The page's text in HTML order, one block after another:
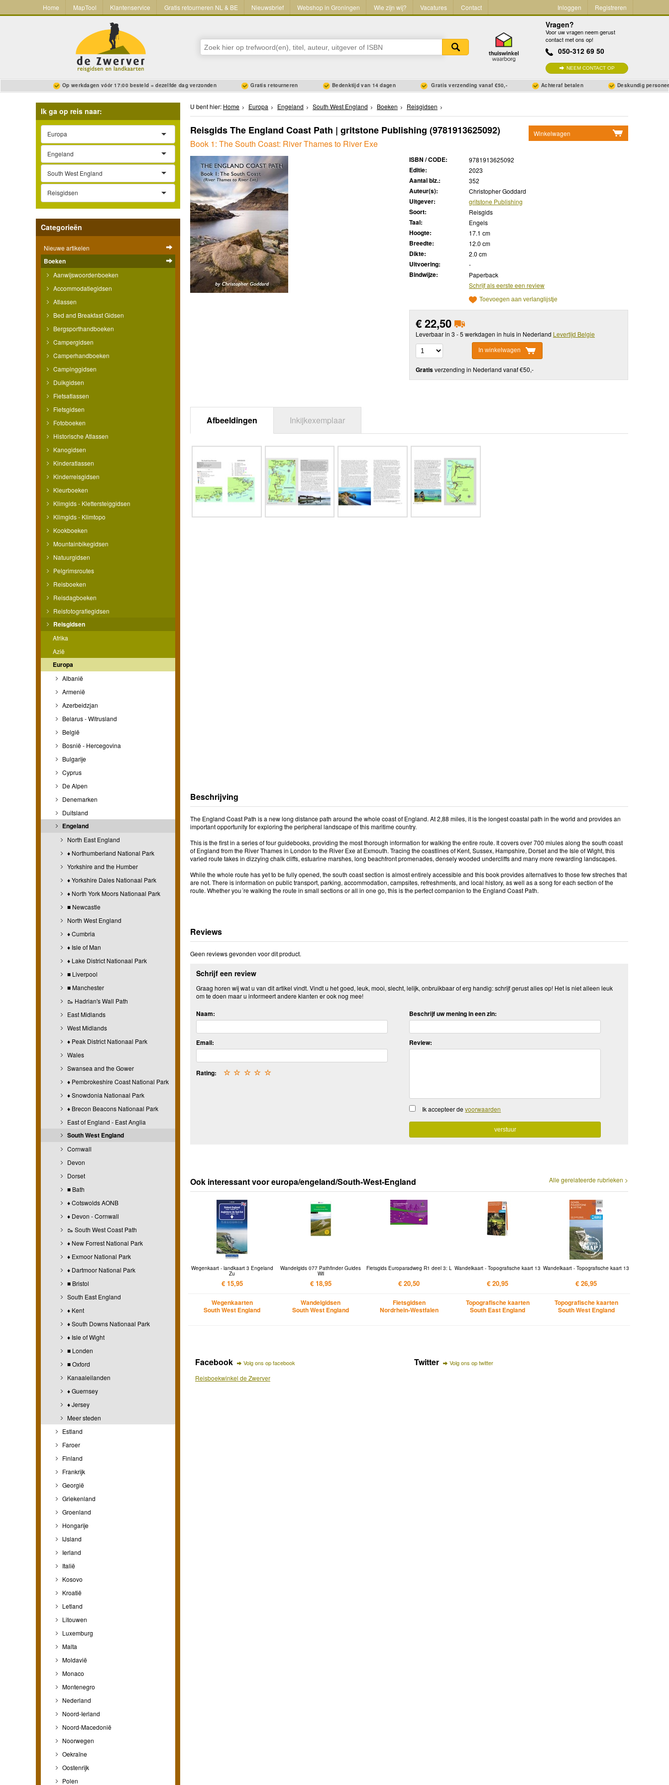
Home MapTool Klantenservice Gratis retourneren NL & BE Nieuwsbrief Webshop in Groningen Wie zijn wij? Vacatures Contact Inloggen Registreren
Vragen?
Voor uw vragen neem gerust
contact met ons op!
050-312 69 50
NEEM CONTACT OP
Op werkdagen vóór 17:00 besteld = dezelfde dag verzonden Gratis retourneren Bedenktijd van 14 dagen Gratis verzending vanaf €50,- Achteraf betalen Deskundig
Ik ga op reis naar:
Europa
Engeland
South West England
Reisgidsen
Categorieën
Nieuwe artikelen
Boeken
Aanwijswoordenboeken
Accommodatiegidsen
Atlassen
Bed and Breakfast Gidsen
Bergsporthandboeken
Campergidsen
Camperhandboeken
Campinggidsen
Duikgidsen
Fietsatlassen
Fietsgidsen
Fotoboeken
Historische Atlassen
Kanogidsen
Kinderatlassen
Kinderreisgidsen
Kleurboeken
Klimgids - Klettersteiggidsen
Klimgids - Klimtopo
Kookboeken
Mountainbikegidsen
Natuurgidsen
Pelgrimsroutes
Reisboeken
Reisdagboeken
Reisfotografiegidsen
Reisgidsen
Afrika
Azië
Europa
Albanië
Armenië
Azerbeidzjan
Belarus - Witrusland
België
Bosnië - Hercegovina
Bulgarije
Cyprus
De Alpen
Denemarken
Duitsland
Engeland
North East England
♦ Northumberland National Park
Yorkshire and the Humber
♦ Yorkshire Dales Nationaal Park
♦ North York Moors Nationaal Park
■ Newcastle
North West England
♦ Cumbria
♦ Isle of Man
♦ Lake District Nationaal Park
■ Liverpool
■ Manchester
🥾 Hadrian's Wall Path
East Midlands
West Midlands
♦ Peak District Nationaal Park
Wales
Swansea and the Gower
♦ Pembrokeshire Coast National Park
♦ Snowdonia Nationaal Park
♦ Brecon Beacons Nationaal Park
East of England - East Anglia
South West England
Cornwall
Devon
Dorset
■ Bath
♦ Cotswolds AONB
♦ Devon - Cornwall
🥾 South West Coast Path
♦ New Forrest National Park
♦ Exmoor National Park
♦ Dartmoor National Park
■ Bristol
South East England
♦ Kent
♦ South Downs Nationaal Park
♦ Isle of Wight
■ Londen
■ Oxford
Kanaaleilanden
♦ Guernsey
♦ Jersey
Meer steden
Estland
Faroer
Finland
Frankrijk
Georgië
Griekenland
Groenland
Hongarije
IJsland
Ierland
Italië
Kosovo
Kroatië
Letland
Litouwen
Luxemburg
Malta
Moldavië
Monaco
Montenegro
Nederland
Noord-Ierland
Noord-Macedonië
Noorwegen
Oekraïne
Oostenrijk
Polen
U bent hier: Home Europa Engeland South West England Boeken Reisgidsen
Winkelwagen
Reisgids The England Coast Path | gritstone Publishing (9781913625092)
Book 1: The South Coast: River Thames to River Exe
ISBN / CODE: 9781913625092
Editie: 2023
Aantal blz.: 352
Auteur(s): Christopher Goddard
Uitgever: gritstone Publishing
Soort: Reisgids
Taal: Engels
Hoogte: 17.1 cm
Breedte: 12.0 cm
Dikte: 2.0 cm
Uitvoering: -
Bindwijze:
Paperback
Schrijf als eerste een review
Toevoegen aan verlanglijstje
€22,50
Leverbaar in 3 - 5 werkdagen in huis in Nederland Levertijd Belgie
In winkelwagen
Gratisverzending in Nederland vanaf €50,-
Afbeeldingen Inkijkexemplaar
Beschrijving
The England Coast Path is a new long distance path around the whole coast of England. At 2,88 miles, it is the longest coastal path in the world and provides an
important opportunity for exploring the peripheral landscape of this maritime country.
This is the first in a series of four guidebooks, providing the most thorough information for walking the entire route. It covers over 700 miules along the south coast
of England from the River Thames in London to the River Exe at Exmouth. Tracing the coastlines of Kent, Sussex, Hampshire, Dorset and the Isle of Wight, this
varied route takes in dizzying chalk cliffs, estuarine marshes, long beachfront promenades, densely wooded undercliffs and many more rewarding landscapes.
While the whole route has yet to be fully opened, the south coast section is almost entirely accessible and this book provides alternatives to those few streches that
are not. There is information on public transport, parking, accommodation, campsites, refreshments, and local history, as well as a song for each section of the
route. Whether you´re walking the route in small sections or all in one go, this is the perfect companion to the England Coast Path.
Reviews
Geen reviews gevonden voor dit product.
Schrijf een review
Graag horen wij wat u van dit artikel vindt. Vindt u het goed, leuk, mooi, slecht, lelijk, onbruikbaar of erg handig: schrijf gerust alles op! Het is niet alleen leuk
om te doen maar u informeert andere klanten er ook nog mee!
Naam:
Email:
Rating: ☆
☆
☆
☆
☆
Beschrijf uw mening in een zin:
Review:
Ik accepteer devoorwaarden
Alle gerelateerde rubrieken >
Ook interessant voor europa/engeland/South-West-England
Wegenkaart - landkaart 3 Engeland
Zu
€ 15,95
Wegenkaarten
South West England
Wandelgids 077 Pathfinder Guides
Wil
€ 18,95
Wandelgidsen
South West England
Fietsgids Europaradweg R1 deel 3: L
€ 20,50
Fietsgidsen
Nordrhein-Westfalen
Wandelkaart - Topografische kaart 13
€ 20,95
Topografische kaarten
South East England
Wandelkaart - Topografische kaart 13
€ 26,95
Topografische kaarten
South West England
Facebook Volg ons op facebook
Reisboekwinkel de Zwerver
Twitter Volg ons op twitter